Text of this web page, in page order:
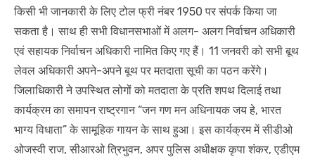
किसी भी जानकारी के लिए टोल फ्री नंबर 1950 पर संपर्क किया जा
सकता है। साथ ही सभी विधानसभाओं में अलग- अलग निर्वाचन अधिकारी
एवं सहायक निर्वाचन अधिकारी नामित किए गए हैं। 11 जनवरी को सभी बूथ
लेवल अधिकारी अपने-अपने बूथ पर मतदाता सूची का पठन करेंगे।
जिलाधिकारी ने उपस्थित लोगों को मतदाता के प्रति शपथ दिलाई तथा
कार्यक्रम का समापन राष्ट्रगान “जन गण मन अधिनायक जय हे, भारत
भाग्य विधाता” के सामूहिक गायन के साथ हुआ। इस कार्यक्रम में सीडीओ
ओजस्वी राज, सीआरओ त्रिभुवन, अपर पुलिस अधीक्षक कृपा शंकर, एडीएम